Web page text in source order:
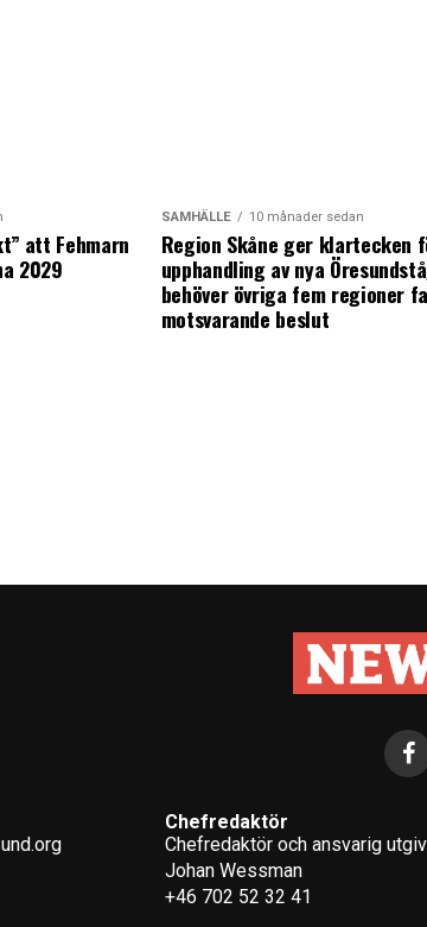
att Fehmarn
2029
SAMHÄLLE 10 månader sedan
Region Skåne ger klartecken
upphandling av nya
behöver övriga fem regioner
motsvarande beslut
Chefredaktör
Chefredaktör och ansvarig
Johan Wessman
+46 702 52 32 41